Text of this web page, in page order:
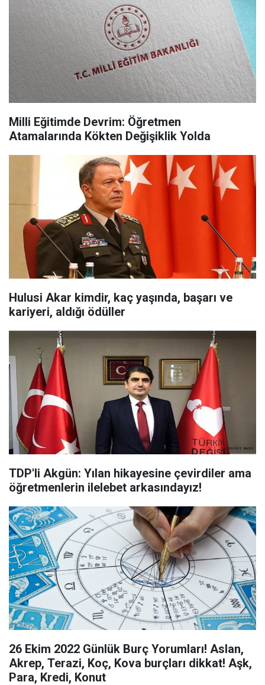
Milli Eğitimde Devrim: Öğretmen
Atamalarında Kökten Değişiklik Yolda
Hulusi Akar kimdir, kaç yaşında, başarı ve
kariyeri, aldığı ödüller
TDP'li Akgün: Yılan hikayesine çevirdiler ama
öğretmenlerin ilelebet arkasındayız!
26 Ekim 2022 Günlük Burç Yorumları! Aslan,
Akrep, Terazi, Koç, Kova burçları dikkat! Aşk,
Para, Kredi, Konut